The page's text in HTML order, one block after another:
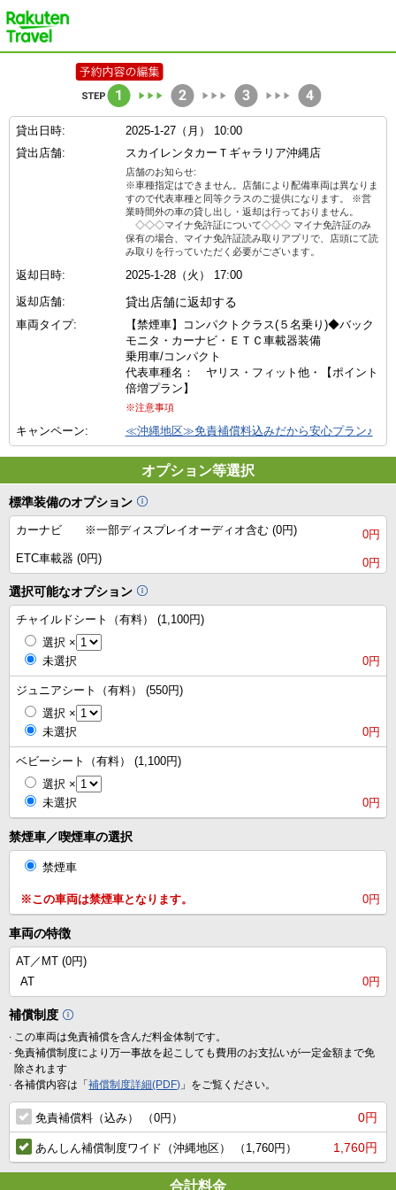
貸出日時:
2025-1-27（月） 10:00
貸出店舗:
スカイレンタカーＴギャラリア沖縄店
店舗のお知らせ:
※車種指定はできません。店舗により配備車両は異なりま
すので代表車種と同等クラスのご提供になります。 ※営
業時間外の車の貸し出し・返却は行っておりません。
◇◇◇マイナ免許証について◇◇◇ マイナ免許証のみ
保有の場合、マイナ免許証読み取りアプリで、店頭にて読
み取りを行っていただく必要がございます。
返却日時:
2025-1-28（火） 17:00
返却店舗:
貸出店舗に返却する
車両タイプ:
【禁煙車】コンパクトクラス(５名乗り)◆バック
モニタ・カーナビ・ＥＴＣ車載器装備
乗用車/コンパクト
代表車種名： ヤリス・フィット他・【ポイント
倍増プラン】
※注意事項
キャンペーン: ≪沖縄地区≫免責補償料込みだから安心プラン♪
オプション等選択
標準装備のオプション
カーナビ ※一部ディスプレイオーディオ含む (0円)
0円
ETC車載器 (0円)
0円
選択可能なオプション
チャイルドシート（有料） (1,100円)
選択 ×
未選択
0円
ジュニアシート（有料） (550円)
選択 ×
未選択
0円
ベビーシート（有料） (1,100円)
選択 ×
未選択
0円
禁煙車／喫煙車の選択
禁煙車
※この車両は禁煙車となります。 0円
車両の特徴
AT／MT (0円)
AT
0円
補償制度
この車両は免責補償を含んだ料金体制です。
免責補償制度により万一事故を起こしても費用のお支払いが一定金額まで免
除されます
各補償内容は「補償制度詳細(PDF) 」をご覧ください。
免責補償料（込み） （0円） 0円
あんしん補償制度ワイド（沖縄地区） （1,760円） 1,760円
合計料金